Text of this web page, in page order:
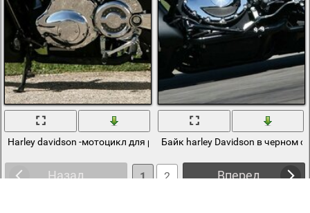
Harley davidson -мотоцикл для рекламы на прекрасном фоне
Байк harley Davidson в черном
Назад Вперед
1
2